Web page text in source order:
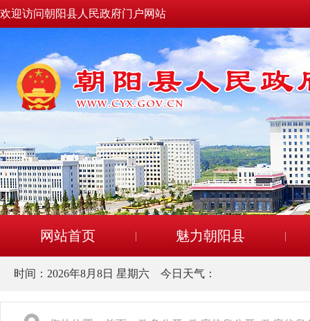
欢迎访问朝阳县人民政府门户网站
网站首页 魅力朝阳县
时间： 2026年8月8日 星期六 今日天气：